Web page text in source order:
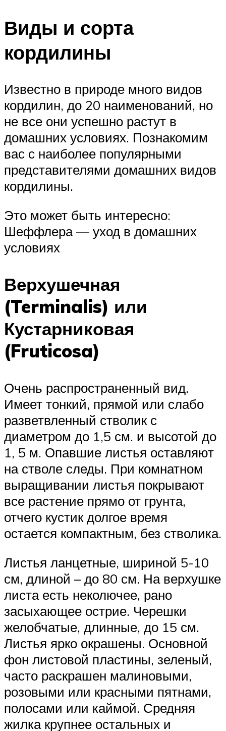
Виды и сорта
кордилины
Известно в природе много видов
кордилин, до 20 наименований, но
не все они успешно растут в
домашних условиях. Познакомим
вас с наиболее популярными
представителями домашних видов
кордилины.
Это может быть интересно:
Шеффлера — уход в домашних
условиях
Верхушечная
(Terminalis) или
Кустарниковая
(Fruticosa)
Очень распространенный вид.
Имеет тонкий, прямой или слабо
разветвленный стволик с
диаметром до 1,5 см. и высотой до
1, 5 м. Опавшие листья оставляют
на стволе следы. При комнатном
выращивании листья покрывают
все растение прямо от грунта,
отчего кустик долгое время
остается компактным, без стволика.
Листья ланцетные, шириной 5-10
см, длиной – до 80 см. На верхушке
листа есть неколючее, рано
засыхающее острие. Черешки
желобчатые, длинные, до 15 см.
Листья ярко окрашены. Основной
фон листовой пластины, зеленый,
часто раскрашен малиновыми,
розовыми или красными пятнами,
полосами или каймой. Средняя
жилка крупнее остальных и